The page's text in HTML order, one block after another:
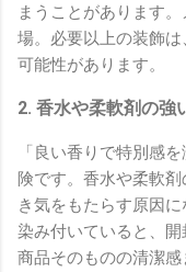
まうことがあります
場。必要以上の装飾
可能性があります。
2. 香水や柔軟剤の強
「良い香りで特別感
険です。香水や柔軟
き気をもたらす原因
染み付いていると、開
商品そのものの清潔